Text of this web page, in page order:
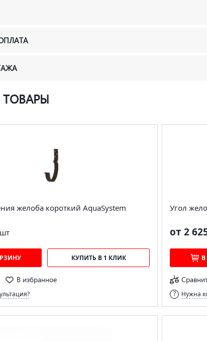
желоба короткий AquaSystem
КУПИТЬ В 1 КЛИК
В избранное
Угол
от 2
Нужна